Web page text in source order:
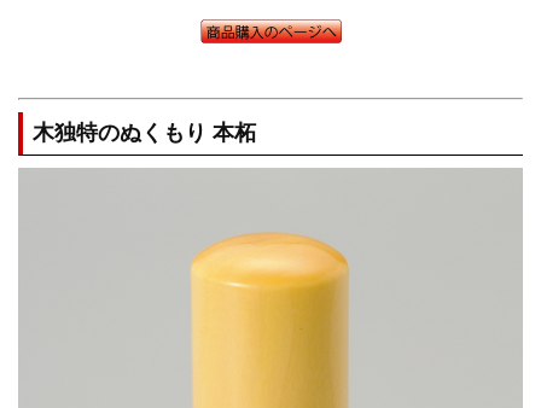
木独特のぬくもり 本柘